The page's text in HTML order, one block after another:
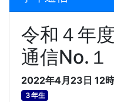
令和４年
通信No.１
2022年4月23日 12
３年生